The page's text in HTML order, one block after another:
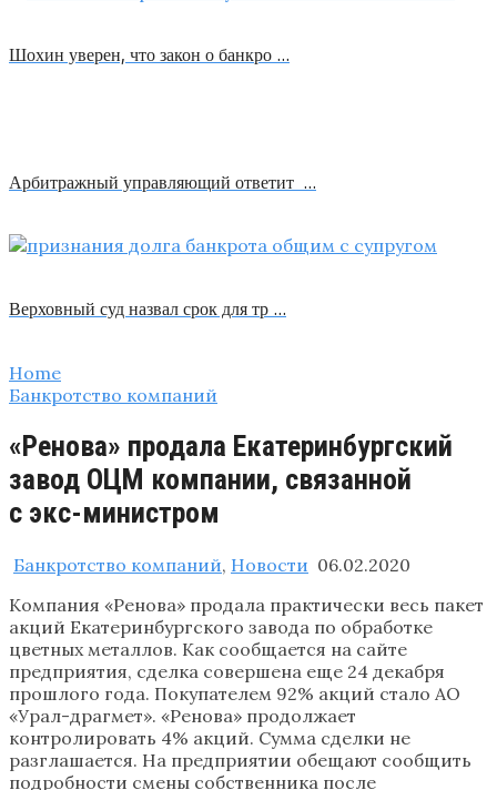
Шохин уверен, что закон о банкро …
Арбитражный управляющий ответит …
Верховный суд назвал срок для тр …
Home
Банкротство компаний
«Ренова» продала Екатеринбургский
завод ОЦМ компании, связанной
с экс-министром
Банкротство компаний, Новости 06.02.2020
Компания «Ренова» продала практически весь пакет
акций Екатеринбургского завода по обработке
цветных металлов. Как сообщается на сайте
предприятия, сделка совершена еще 24 декабря
прошлого года. Покупателем 92% акций стало АО
«Урал-драгмет». «Ренова» продолжает
контролировать 4% акций. Сумма сделки не
разглашается. На предприятии обещают сообщить
подробности смены собственника после